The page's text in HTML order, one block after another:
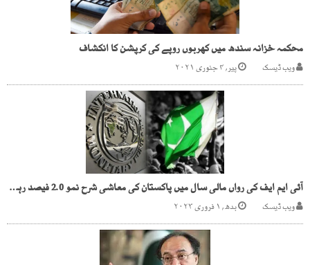
محکمہ خزانہ سندھ میں کھربوں روپے کی کرپشن کا انکشاف
ویب ڈیسک پیر, ۴ جنوری ۲۰۲۱
آئی ایم ایف کی رواں مالی سال میں پاکستان کی معاشی شرح نمو 2.0 فیصد رہنے کی پیش گوئی
ویب ڈیسک بدھ, ۱ فروری ۲۰۲۳